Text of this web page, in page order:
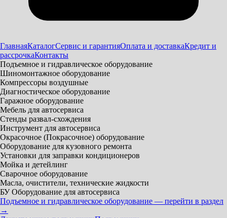
ГлавнаяКаталогСервис и гарантияОплата и доставкаКредит и
рассрочкаКонтакты
Подъемное и гидравлическое оборудование
Шиномонтажное оборудование
Компрессоры воздушные
Диагностическое оборудование
Гаражное оборудование
Мебель для автосервиса
Стенды развал-схождения
Инструмент для автосервиса
Окрасочное (Покрасочное) оборудование
Оборудование для кузовного ремонта
Установки для заправки кондиционеров
Мойка и детейлинг
Сварочное оборудование
Масла, очистители, технические жидкости
БУ Оборудование для автосервиса
Подъемное и гидравлическое оборудование — перейти в раздел
→